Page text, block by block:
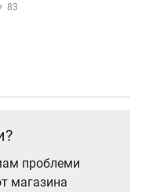
83
проблеми
магазина